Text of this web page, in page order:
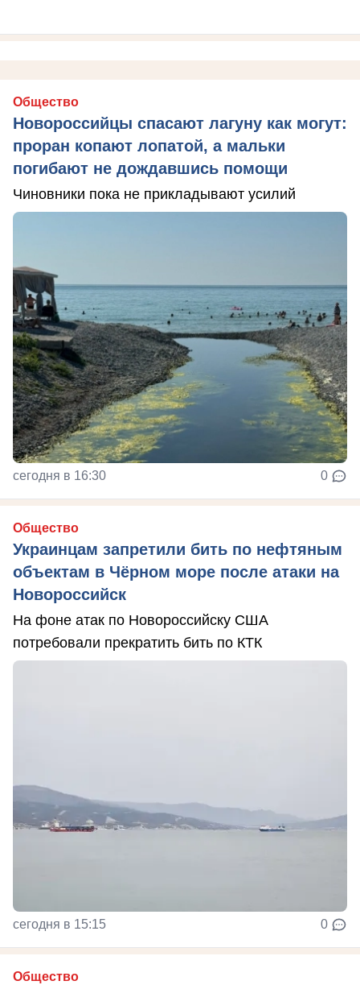
Общество
Новороссийцы спасают лагуну как могут:
проран копают лопатой, а мальки
погибают не дождавшись помощи
Чиновники пока не прикладывают усилий
сегодня в 16:30 0
Общество
Украинцам запретили бить по нефтяным
объектам в Чёрном море после атаки на
Новороссийск
На фоне атак по Новороссийску США
потребовали прекратить бить по КТК
сегодня в 15:15 0
Общество